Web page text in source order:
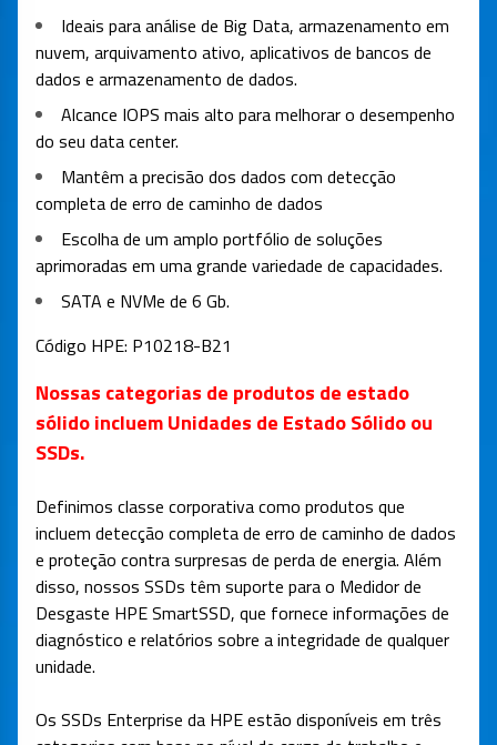
Ideais para análise de Big Data, armazenamento em
nuvem, arquivamento ativo, aplicativos de bancos de
dados e armazenamento de dados.
Alcance IOPS mais alto para melhorar o desempenho
do seu data center.
Mantêm a precisão dos dados com detecção
completa de erro de caminho de dados
Escolha de um amplo portfólio de soluções
aprimoradas em uma grande variedade de capacidades.
SATA e NVMe de 6 Gb.
Código HPE: P10218-B21
Nossas categorias de produtos de estado
sólido incluem Unidades de Estado Sólido ou
SSDs.
Definimos classe corporativa como produtos que
incluem detecção completa de erro de caminho de dados
e proteção contra surpresas de perda de energia. Além
disso, nossos SSDs têm suporte para o Medidor de
Desgaste HPE SmartSSD, que fornece informações de
diagnóstico e relatórios sobre a integridade de qualquer
unidade.
Os SSDs Enterprise da HPE estão disponíveis em três